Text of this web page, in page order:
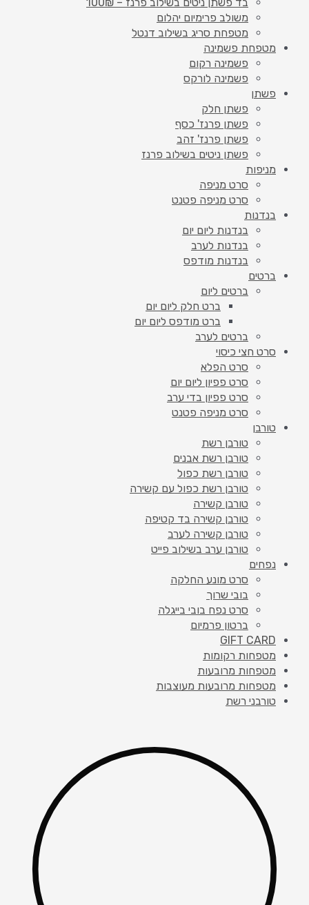
משולב פרימיום יהלום
מטפחת סריג בשילוב דנטל
מטפחת פשמינה
פשמינה רקום
פשמינה לורקס
פשתן
פשתן חלק
פשתן פרנז' כסף
פשתן פרנז' זהב
פשתן ניטים בשילוב פרנז
מניפות
סרט מניפה
סרט מניפה פטנט
בנדנות
בנדנות ליום יום
בנדנות לערב
בנדנות מודפס
ברטים
ברטים ליום
ברט חלק ליום יום
ברט מודפס ליום יום
ברטים לערב
סרט חצי כיסוי
סרט הפלא
סרט פפיון ליום יום
סרט פפיון בדי ערב
סרט מניפה פטנט
טורבן
טורבן רשת
טורבן רשת אבנים
טורבן רשת כפול
טורבן רשת כפול עם קשירה
טורבן קשירה
טורבן קשירה בד קטיפה
טורבן קשירה לערב
טורבן ערב בשילוב פייט
נפחים
סרט מונע החלקה
בובי שרוך
סרט נפח בובי בייגלה
ברטון פרמיום
GIFT CARD
מטפחות רקומות
מטפחות מרובעות
מטפחות מרובעות מעוצבות
טורבני רשת